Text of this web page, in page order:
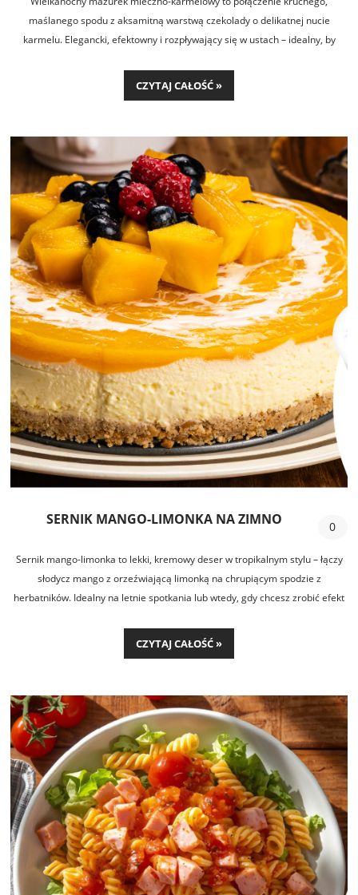
maślanego spodu z aksamitną warstwą czekolady o delikatnej nucie
karmelu. Elegancki, efektowny i rozpływający się w ustach – idealny, by
CZYTAJ CAŁOŚĆ »
SERNIK MANGO-LIMONKA NA ZIMNO 0
Sernik mango-limonka to lekki, kremowy deser w tropikalnym stylu – łączy
słodycz mango z orzeźwiającą limonką na chrupiącym spodzie z
herbatników. Idealny na letnie spotkania lub wtedy, gdy chcesz zrobić efekt
CZYTAJ CAŁOŚĆ »